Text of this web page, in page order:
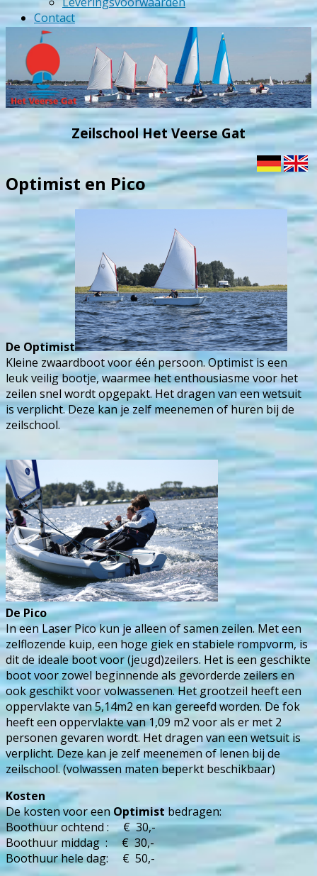
Contact
Zeilschool Het Veerse Gat
Optimist en Pico
De Optimist
Kleine zwaardboot voor één persoon. Optimist is een
leuk veilig bootje,waarmee het enthousiasme voor het
zeilen snel wordt opgepakt.Het dragen van een wetsuit
is verplicht. Deze kan je zelf meenemen of huren bij de
zeilschool.
De Pico
In een Laser Pico kun je alleen of samen zeilen. Met een
zelflozende kuip, een hoge giek en stabiele rompvorm, is
dit de ideale boot voor (jeugd)zeilers. Het is een geschikte
boot voor zowel beginnende als gevorderde zeilers en
ook geschikt voor volwassenen. Het grootzeil heeft een
oppervlakte van 5,14m2 en kan gereefd worden. De fok
heeft een oppervlakte van 1,09 m2 voor als er met 2
personen gevaren wordt. Het dragen van een wetsuit is
verplicht. Deze kan je zelf meenemen of lenen bij de
zeilschool. (volwassen maten beperkt beschikbaar)
Kosten
De kosten voor eenOptimist bedragen:
Boothuur ochtend : € 30,-
Boothuur middag : € 30,-
Boothuur hele dag: € 50,-